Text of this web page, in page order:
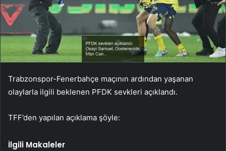
Trabzonspor-Fenerbahçe maçının ardından yaşanan
olaylarla ilgili beklenen PFDK sevkleri açıklandı.
TFF’den yapılan açıklama şöyle:
İlgili Makaleler